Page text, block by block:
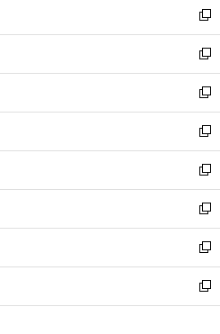
く
で
開
く
ィ
ン
ド
ウ
で
開
く
い
ウ
ィ
ン
ド
ウ
で
開
く
新
し
い
ウ
ィ
ン
ド
ウ
で
開
く
新
し
い
ウ
ィ
ン
ド
ウ
で
開
く
新
し
い
ウ
ィ
ン
ド
ウ
で
開
く
新
し
い
ウ
ィ
ン
ド
ウ
で
開
新
し
い
ウ
ィ
ン
ド
ウ
新
し
い
ウ
ィ
ン
新
し
い
ウ
新
し